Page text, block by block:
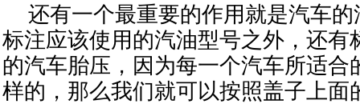
还有一个最重要的作用就是汽车
标注应该使用的汽油型号之外，还有
的汽车胎压，因为每一个汽车所适合
样的，那么我们就可以按照盖子上面